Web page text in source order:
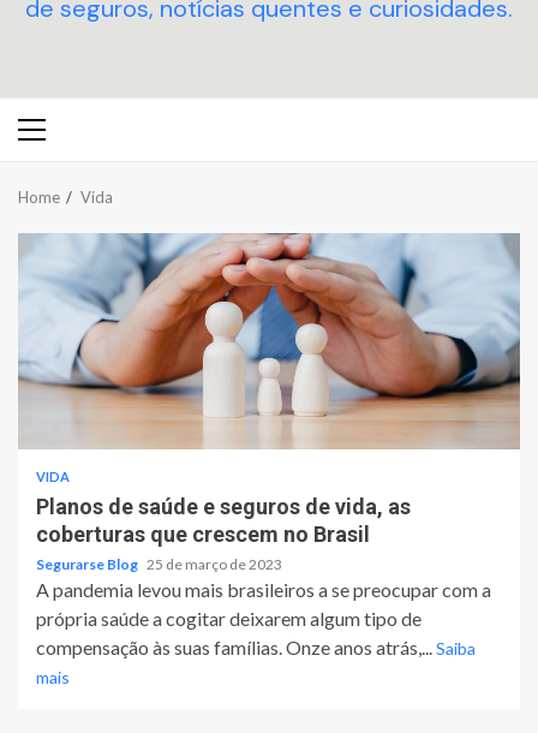
de seguros, notícias quentes e curiosidades.
Primary
Home Vida
VIDA
Planos de saúde e seguros de vida, as
coberturas que crescem no Brasil
Segurarse Blog 25 de março de 2023
A pandemia levou mais brasileiros a se preocupar com a
própria saúde a cogitar deixarem algum tipo de
compensação às suas famílias. Onze anos atrás,...Saiba
mais